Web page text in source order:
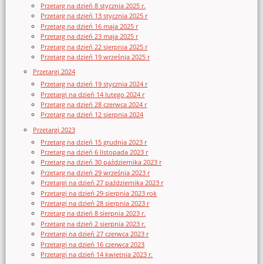
Przetarg na dzień 8 stycznia 2025 r.
Przetarg na dzień 13 stycznia 2025 r
Przetarg na dzień 16 maja 2025 r
Przetarg na dzień 23 maja 2025 r
Przetarg na dzień 22 sierpnia 2025 r
Przetarg na dzień 19 września 2025 r
Przetargi 2024
Przetarg na dzień 19 stycznia 2024 r
Przetargi na dzień 14 lutego 2024 r
Przetarg na dzień 28 czerwca 2024 r
Przetarg na dzień 12 sierpnia 2024
Przetargi 2023
Przetarg na dzień 15 grudnia 2023 r
Przetarg na dzień 6 listopada 2023 r
Przetarg na dzień 30 października 2023 r
Przetarg na dzień 29 września 2023 r
Przetargi na dzień 27 października 2023 r
Przetargi na dzień 29 sierpnia 2023 rok
Przetargi na dzień 28 sierpnia 2023 r
Przetarg na dzień 8 sierpnia 2023 r.
Przetarg na dzień 2 sierpnia 2023 r.
Przetargi na dzień 27 czerwca 2023 r
Przetargi na dzień 16 czerwca 2023
Przetargi na dzień 14 kwietnia 2023 r.